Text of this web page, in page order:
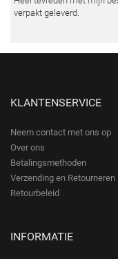
verpakt geleverd.
KLANTENSERVICE
Neem contact met ons op
Over ons
Betalingsmethoden
Verzending en Retourneren
Retourbeleid
INFORMATIE